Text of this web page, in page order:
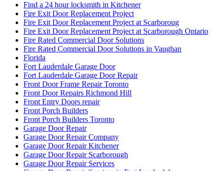
Find a 24 hour locksmith in Kitchener
Fire Exit Door Replacement Project
Fire Exit Door Replacement Project at Scarboroug
Fire Exit Door Replacement Project at Scarborough Ontario
Fire Rated Commercial Door Solutions
Fire Rated Commercial Door Solutions in Vaughan
Florida
Fort Lauderdale Garage Door
Fort Lauderdale Garage Door Repair
Front Door Frame Repair Toronto
Front Door Repairs Richmond Hill
Front Entry Doors repair
Front Porch Builders
Front Porch Builders Toronto
Garage Door Repair
Garage Door Repair Company
Garage Door Repair Kitchener
Garage Door Repair Scarborough
Garage Door Repair Services